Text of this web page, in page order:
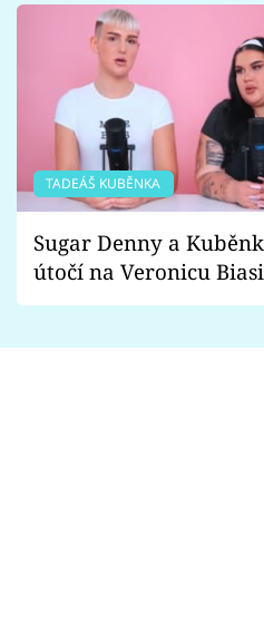
TADEÁŠ KUBĚNKA
Sugar Denny a
útočí na Veronicu
Proč je podle nich